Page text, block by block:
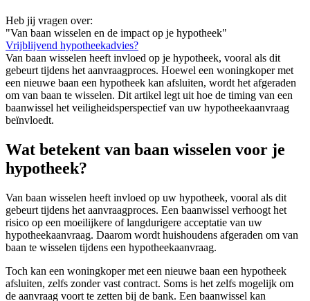
Heb jij vragen over:
"Van baan wisselen en de impact op je hypotheek"
Vrijblijvend hypotheekadvies?
Van baan wisselen heeft invloed op je hypotheek, vooral als dit
gebeurt tijdens het aanvraagproces. Hoewel een woningkoper met
een nieuwe baan een hypotheek kan afsluiten, wordt het afgeraden
om van baan te wisselen. Dit artikel legt uit hoe de timing van een
baanwissel het veiligheidsperspectief van uw hypotheekaanvraag
beïnvloedt.
Wat betekent van baan wisselen voor je
hypotheek?
Van baan wisselen heeft invloed op uw hypotheek, vooral als dit
gebeurt tijdens het aanvraagproces. Een baanwissel verhoogt het
risico op een moeilijkere of langdurigere acceptatie van uw
hypotheekaanvraag. Daarom wordt huishoudens afgeraden om van
baan te wisselen tijdens een hypotheekaanvraag.
Toch kan een woningkoper met een nieuwe baan een hypotheek
afsluiten, zelfs zonder vast contract. Soms is het zelfs mogelijk om
de aanvraag voort te zetten bij de bank. Een baanwissel kan